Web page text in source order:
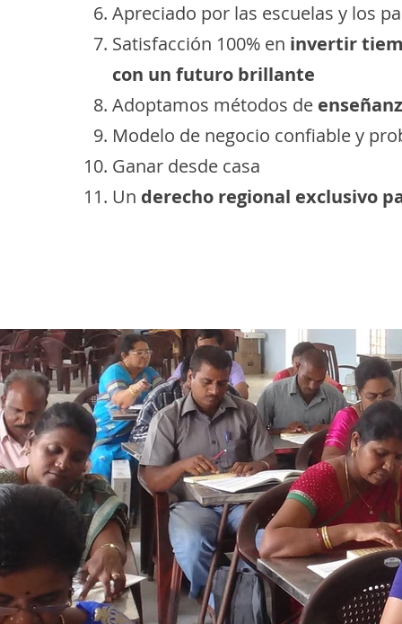
Apreciado por las escuelas y los
Satisfacción 100% en invertir
con un futuro brillante
Adoptamos métodos de
Modelo de negocio confiable y
Ganar desde casa
Un derecho regional exclusivo